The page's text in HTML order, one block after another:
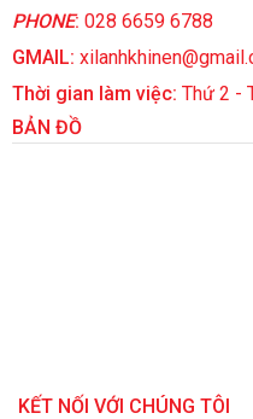
PHONE: 028 6659 6788
GMAIL:
Thời gian làm việc: Thứ 2 -
BẢN ĐỒ
KẾT NỐI VỚI CHÚNG TÔI